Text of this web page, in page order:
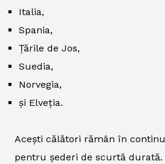
Italia,
Spania,
Țările de Jos,
Suedia,
Norvegia,
și Elveția.
Acești călători rămân în
pentru șederi de scurtă durată.